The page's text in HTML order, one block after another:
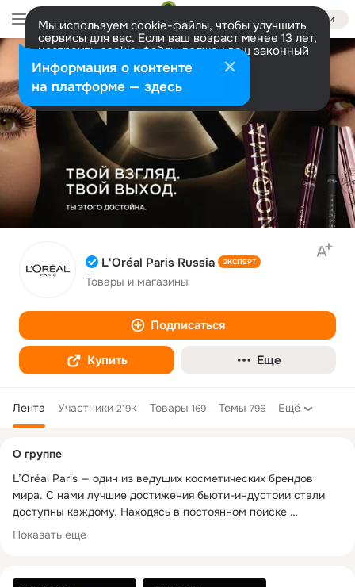
Войти
Мы используем cookie-файлы, чтобы улучшить
сервисы для вас. Если ваш возраст менее 13 лет,
настроить cookie-файлы должен ваш законный
представитель. Больше информации
Разрешить все Настроить
L'Oréal Paris Russia ЭКСПЕРТ
Товары и магазины
Подписаться
Купить Еще
Лента Участники 219K Товары 169 Темы 796 Ещё
колонка
О группе
L’Oréal Paris — один из ведущих косметических брендов
мира. С нами лучшие достижения бьюти-индустрии стали
доступны каждому. Находясь в постоянном поиске
совершенства, мы стараемся воплотить наши научные
достижения и инновации во всех косметических продуктах:
волос и их окрашивания. На протяжении более 110 лет
Показать еще
Информация о контенте
на платформе — здесь